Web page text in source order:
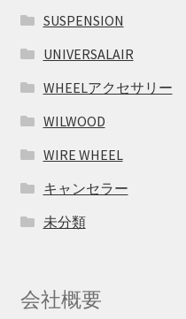
SUSPENSION
UNIVERSALAIR
WHEELアクセサリー
WILWOOD
WIRE WHEEL
キャンセラー
未分類
会社概要